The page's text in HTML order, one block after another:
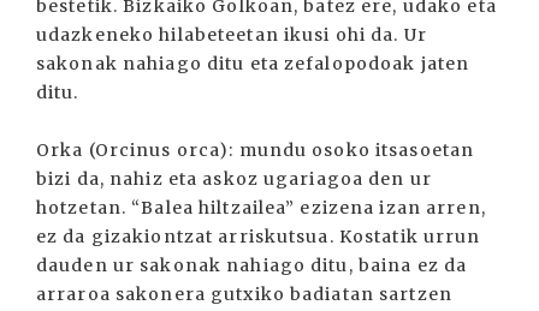
bestetik. Bizkaiko Golkoan, batez ere, udako eta
udazkeneko hilabeteetan ikusi ohi da. Ur
sakonak nahiago ditu eta zefalopodoak jaten
ditu.
Orka (Orcinus orca): mundu osoko itsasoetan
bizi da, nahiz eta askoz ugariagoa den ur
hotzetan. “Balea hiltzailea” ezizena izan arren,
ez da gizakiontzat arriskutsua. Kostatik urrun
dauden ur sakonak nahiago ditu, baina ez da
arraroa sakonera gutxiko badiatan sartzen